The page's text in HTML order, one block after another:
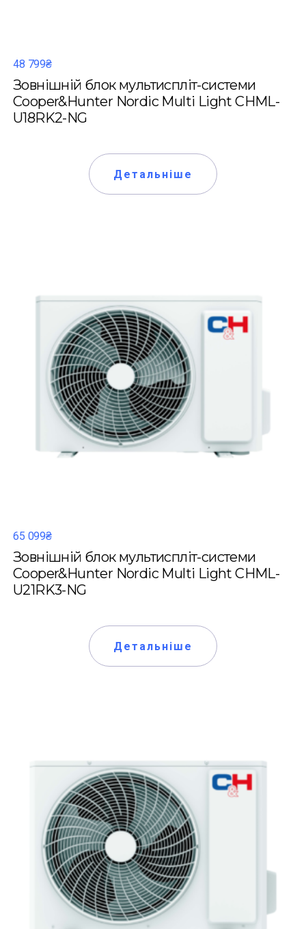
48 799₴
Зовнішній блок мультиспліт-системи
Cooper&Hunter Nordic Multi Light CHML-
U18RK2-NG
Детальніше
65 099₴
Зовнішній блок мультиспліт-системи
Cooper&Hunter Nordic Multi Light CHML-
U21RK3-NG
Детальніше